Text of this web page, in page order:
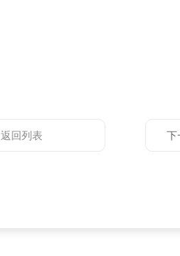
返回列表 下